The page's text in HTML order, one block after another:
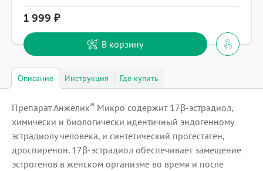
1 999
В корзину
Описание Инструкция Где купить
Препарат Анжелик® Микро содержит 17β-эстрадиол,
химически и биологически идентичный эндогенному
эстрадиолу человека, и синтетический прогестаген,
дроспиренон. 17β-эстрадиол обеспечивает замещение
эстрогенов в женском организме во время и после